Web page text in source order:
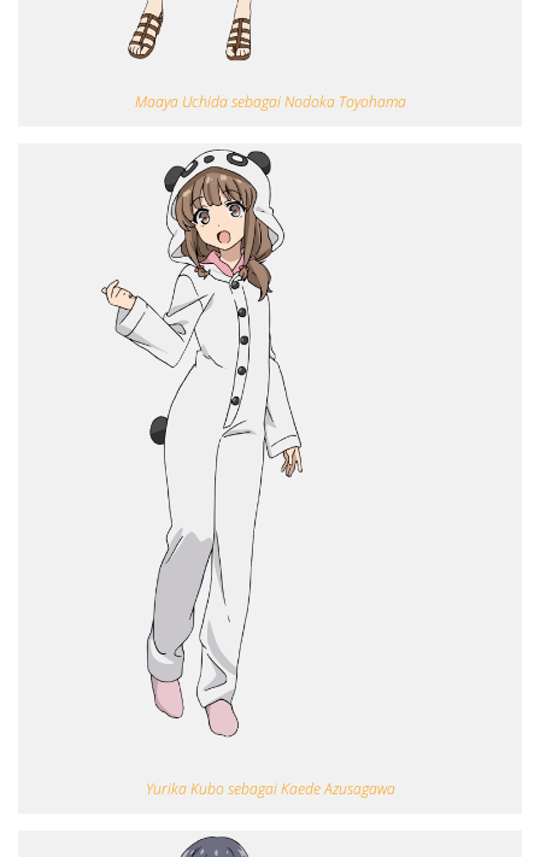
Maaya Uchida sebagai Nodoka Toyohama
Yurika Kubo sebagai Kaede Azusagawa